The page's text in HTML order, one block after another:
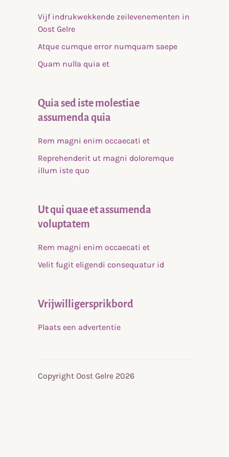
Vijf indrukwekkende zeilevenementen in
Oost Gelre
Atque cumque error numquam saepe
Quam nulla quia et
Quia sed iste molestiae
assumenda quia
Rem magni enim occaecati et
Reprehenderit ut magni doloremque
illum iste quo
Ut qui quae et assumenda
voluptatem
Rem magni enim occaecati et
Velit fugit eligendi consequatur id
Vrijwilligersprikbord
Plaats een advertentie
Copyright Oost Gelre 2026